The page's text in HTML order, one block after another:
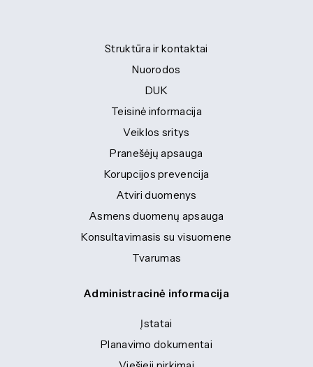
Struktūra ir kontaktai
Nuorodos
DUK
Teisinė informacija
Veiklos sritys
Pranešėjų apsauga
Korupcijos prevencija
Atviri duomenys
Asmens duomenų apsauga
Konsultavimasis su visuomene
Tvarumas
Administracinė informacija
Įstatai
Planavimo dokumentai